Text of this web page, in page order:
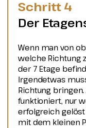
Schritt 4
Der
Wenn man von
welche Richtung
der 7 Etage
Irgendetwas
Richtung
funktioniert, nur
erfolgreich
mit dem kleinen